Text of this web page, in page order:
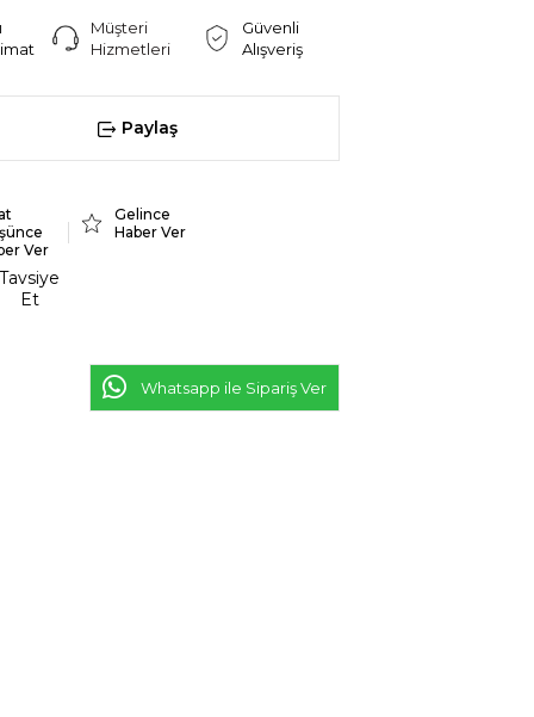
Müşteri
Hizmetleri
Güvenli
Alışveriş
Paylaş
Ver
Gelince
Haber Ver
Tavsiye
Et
Whatsapp ile Sipariş Ver